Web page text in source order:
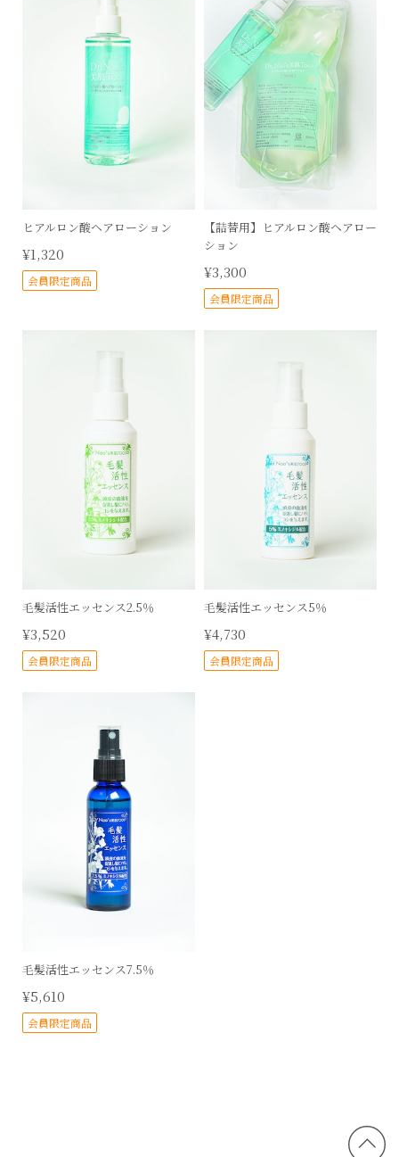
ヒアルロン酸ヘアローション
¥1,320
会員限定商品
【詰替用】ヒアルロン酸ヘアロー
ション
¥3,300
会員限定商品
毛髪活性エッセンス2.5％
¥3,520
会員限定商品
毛髪活性エッセンス5％
¥4,730
会員限定商品
毛髪活性エッセンス7.5％
¥5,610
会員限定商品